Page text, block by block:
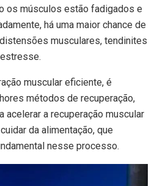
os músculos estão fadigados e
há uma maior chance de
musculares, tendinites
muscular eficiente, é
métodos de recuperação,
acelerar a recuperação muscular
da alimentação, que
nesse processo.